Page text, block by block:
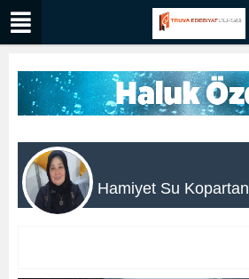
Hamiyet Su Kopartan